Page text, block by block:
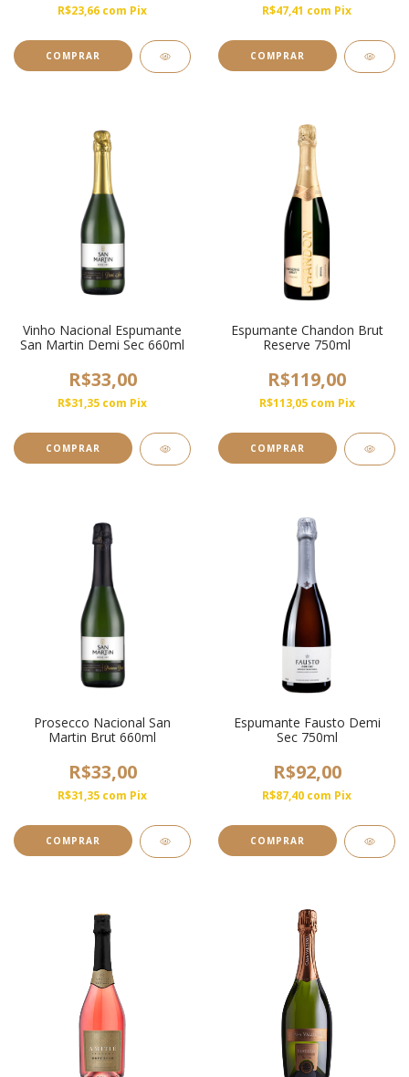
R$23,66 com Pix R$47,41 com Pix
COMPRAR
Vinho Nacional Espumante
San Martin Demi Sec 660ml
R$33,00
R$31,35 com Pix
Espumante Chandon Brut
Reserve 750ml
R$119,00
R$113,05 com Pix
Prosecco Nacional San
Martin Brut 660ml
R$33,00
R$31,35 com Pix
Espumante Fausto Demi
Sec 750ml
R$92,00
R$87,40 com Pix